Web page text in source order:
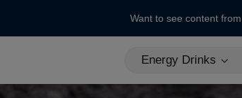
Want to see content
Energy Drinks